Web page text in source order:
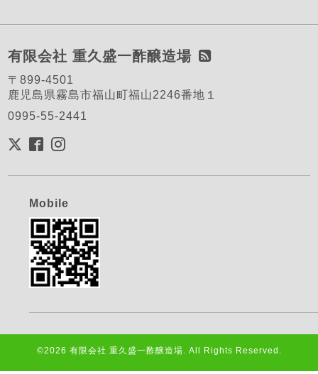
有限会社 重久盛一酢醸造場
〒899-4501
鹿児島県霧島市福山町福山2246番地１
0995-55-2441
Mobile
©2026 有限会社 重久盛一酢醸造場. All Rights Reserved.